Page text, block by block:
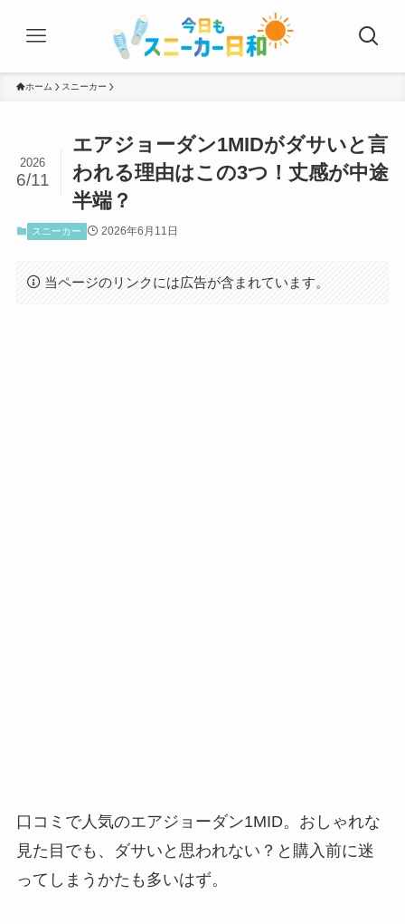
ホーム スニーカー
エアジョーダン1MIDがダサいと言
われる理由はこの3つ！丈感が中途
半端？
2026
6/11
スニーカー 2026年6月11日
当ページのリンクには広告が含まれています。
口コミで人気のエアジョーダン1MID。おしゃれな
見た目でも、ダサいと思われない？と購入前に迷
ってしまうかたも多いはず。